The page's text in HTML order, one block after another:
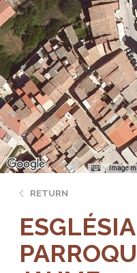
Image
RETURN
ESGLÉSIA